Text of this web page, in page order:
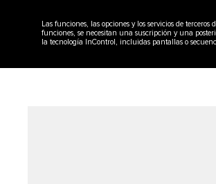
Las funciones, las opciones y los servicios de
funciones, se necesitan una suscripción y una
la tecnología InControl, incluidas pantallas o